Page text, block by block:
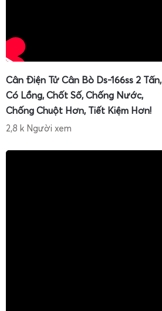
Cân Điện Tử Cân Bò Ds-166ss 2 Tấn,
Có Lồng, Chốt Số, Chống Nước,
Chống Chuột Hơn, Tiết Kiệm Hơn!
2,8 k Người xem